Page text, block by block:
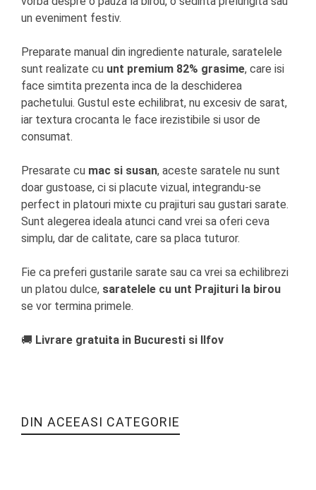
un eveniment festiv.
Preparate manual din ingrediente naturale, saratelele
sunt realizate cu unt premium 82% grasime, care isi
face simtita prezenta inca de la deschiderea
pachetului. Gustul este echilibrat, nu excesiv de sarat,
iar textura crocanta le face irezistibile si usor de
consumat.
Presarate cu mac si susan, aceste saratele nu sunt
doar gustoase, ci si placute vizual, integrandu-se
perfect in platouri mixte cu prajituri sau gustari sarate.
Sunt alegerea ideala atunci cand vrei sa oferi ceva
simplu, dar de calitate, care sa placa tuturor.
Fie ca preferi gustarile sarate sau ca vrei sa echilibrezi
un platou dulce, saratelele cu unt Prajituri la birou
se vor termina primele.
🚚 Livrare gratuita in Bucuresti si Ilfov
DIN ACEEASI CATEGORIE